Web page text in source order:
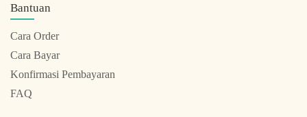
Bantuan
Cara Order
Cara Bayar
Konfirmasi Pembayaran
FAQ